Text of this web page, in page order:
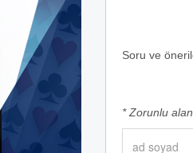
Soru ve
*Zorunlu